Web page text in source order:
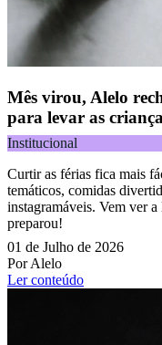
Mês virou, Alelo
para levar as
Institucional
Curtir as férias fica mais
temáticos, comidas
instagramáveis. Vem ver a
preparou!
01 de Julho de 2026
Por Alelo
Ler conteúdo